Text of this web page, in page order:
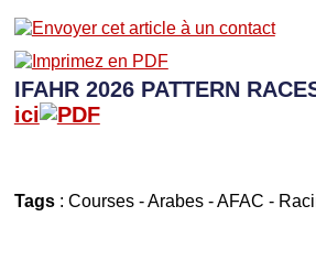
IFAHR 2026 PATTERN
ici
Tags: Courses-Arabes-AFAC -